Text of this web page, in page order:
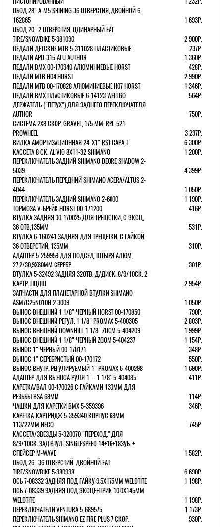
ОБОД 28" A-M5 SHINING 36 ОТВЕРСТИЯ, ДВОЙНОЙ 6-
162865
1 693Р.
ОБОД 20" 2 ОТВЕРСТИЯ, ОДИНАРНЫЙ FAT
TIRE/SNOWBIKE 5-381090
2 900Р.
ПЕДАЛИ ДЕТСКИЕ MTB 5-311028 ПЛАСТИКОВЫЕ
237Р.
ПЕДАЛИ APD-315-ALU AUTHOR
1 360Р.
ПЕДАЛИ BMX 00-170340 АЛЮМИНИЕВЫЕ HORST
428Р.
ПЕДАЛИ MTB H04 HORST
2 990Р.
ПЕДАЛИ MTB 00-170828 АЛЮМИНИЕВЫЕ H07 HORST
1 346Р.
ПЕДАЛИ BMX ПЛАСТИКОВЫЕ 6-14123 WELLGO
564Р.
ДЕРЖАТЕЛЬ ("ПЕТУХ") ДЛЯ ЗАДНЕГО ПЕРЕКЛЮЧАТЕЛЯ
AUTHOR
750Р.
СИСТЕМА 2Х8 СКОР. GRAVEL, 175 ММ, RPL-521.
PROWHEEL
3 237Р.
ВИЛКА АМОРТИЗАЦИОННАЯ 24"Х1" RST CAPA Т
6 300Р.
КАССЕТА 8 СК. ALIVIO 8Х11-32 SHIMANO
1 200Р.
ПЕРЕКЛЮЧАТЕЛЬ ЗАДНИЙ SHIMANO DEORE SHADOW 2-
5039
4 399Р.
ПЕРЕКЛЮЧАТЕЛЬ ПЕРЕДНИЙ SHIMANO ACERA/ALTUS 2-
4044
1 050Р.
ПЕРЕКЛЮЧАТЕЛЬ ЗАДНИЙ SHIMANO 2-6000
1 190Р.
ТОРМОЗА V-БРЕЙК HORST 00-171200
416Р.
ВТУЛКА ЗАДНЯЯ 00-170025 ДЛЯ ТРЕЩОТКИ, С ЭКСЦ,
36 ОТВ,135ММ
531Р.
ВТУЛКА 6-160241 ЗАДНЯЯ ДЛЯ ТРЕЩЕТКИ, С ГАЙКОЙ,
36 ОТВЕРСТИЙ, 135ММ
310Р.
АДАПТЕР 5-259959 ДЛЯ ПОДСЕД. ШТЫРЯ АЛЮМ.
27,2/30,9Х80ММ СЕРЕБР.
301Р.
ВТУЛКА 5-32492 ЗАДНЯЯ 32ОТВ. Д/ДИСК. 8/9/10СК. 2
КАРТР. ПОДШ.
2 954Р.
ЗАПЧАСТИ ДЛЯ ПЛАНЕТАРНОЙ ВТУЛКИ SHIMANO
ASM7C25N010H 2-3009
1 050Р.
ВЫНОС ВНЕШНИЙ 1 1/8" ЧЕРНЫЙ HORST 00-170850
790Р.
ВЫНОС ВНЕШНИЙ РЕГУЛ. 1 1/8" PROMAX 5-400305
2 803Р.
ВЫНОС ВНЕШНИЙ DOWNHILL 1 1/8" ZOOM 5-404209
1 999Р.
ВЫНОС ВНЕШНИЙ 1 1/8" ЧЕРНЫЙ ZOOM 5-404237
1 154Р.
ВЫНОС 1" ЧЕРНЫЙ 00-170171
348Р.
ВЫНОС 1" СЕРЕБРИСТЫЙ 00-170172
550Р.
ВЫНОС ВНУТР. РЕГУЛИРУЕМЫЙ 1" PROMAX 5-400298
1 690Р.
АДАПТЕР ДЛЯ ВЫНОСА РУЛЯ 1" - 1 1/8" 5-404085
411Р.
КАРЕТКА/ВАЛ 00-170026 С ГАЙКАМИ 130ММ ДЛЯ
РЕЗЬБЫ BSA 68ММ
114Р.
ЧАШКИ ДЛЯ КАРЕТКИ BMX 5-359396
346Р.
КАРЕТКА-КАРТРИДЖ 5-359340 КОРПУС 68ММ
113/22ММ NECO
745Р.
КАССЕТА/ЗВЕЗДЫ 5-320070 "ПЕРЕХОД." ДЛЯ
8/9/10СК. ЗАД.ВТУЛ.-SINGLESPEED 14+16+18ЗУБ. +
СПЕЙСЕР M-WAVE
1 582Р.
ОБОД 26" 36 ОТВЕРСТИЙ, ДВОЙНОЙ FAT
TIRE/SNOWBIKE 5-380938
6 690Р.
ОСЬ 7-08332 ЗАДНЯЯ ПОД ГАЙКУ 9.5Х175ММ WELDTITE
1 198Р.
ОСЬ 7-08339 ЗАДНЯЯ ПОД ЭКСЦЕНТРИК 10.0Х145ММ
WELDTITE
1 198Р.
ПЕРЕКЛЮЧАТЕЛИ VENTURA 5-689575
1 173Р.
ПЕРЕКЛЮЧАТЕЛЬ SHIMANO EZ FIRE PLUS 7 СКОР.
930Р.